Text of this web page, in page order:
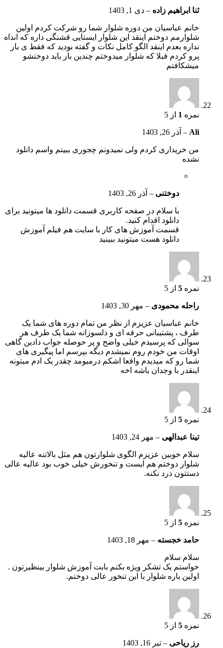
ثنا ابراهیم زاده – دی 1, 1403
خانم عباسیان من دوره شلوار شما رو شرکت کردم اولین
شلوارمم دوختم اینقد این شلوار ایستایی قشنگی داره که انداه
نداره بعدم اینقد الگو کامل نکات و گفته بودید که فقط ی بار
پرو کردم قبلا که شلوار میدوختم چندین بار باید دوختشو
میشکافتم
نمره 1 از 5
Ali
– آذر 26, 1403
من خریداری کردم ولی نمیدونم چجوری ببینم واسم دانلود
نشده
دوختنی – آذر 26, 1403
با سلام در صفحه کاربری قسمت دانلود ها میتونید برای
دانلود اقدام کنید.
قسمت آموزش های کار با سایت هم فیلم آموزش
دانلود هست میتونید ببینید
نمره 5 از 5
راحله محمودی – مهر 30, 1403
خانم عباسیان عزیزم از نظر من تمام دوره های شما یک
طرف ، پشتیبانی حرفه ای و دلسوزانه شما یک طرف هر
سوالی که پرسیدم خیلی واضح و پر حوصله جواب دادین گاهی
اوقات من خودم روم نمیشدم دیگه بپرسم اما پیگیری های
شما رو که میدیدم واقعا اشکم درمیومد چقدر یک ادم میتونه
اینقدر با وجدان باشه اخه
نمره 5 از 5
تینا عبدالهی – مهر 24, 1403
سلام خوبین عزیزم الگوی شلوارتون هم مثل بالاتنه عالیه
شلوار دوختم هم ایست و تنخورش خیلی خوب بود عالیه عالی
دستتون درد نکنه.
نمره 5 از 5
حامد خجسته – مهر 18, 1403
سلام سلام
خواستم یک تشکر ویژه بکنم بابت آموزش شلوار بینظیرتون .
اولین باره شلوار با این تنخور عالی دوختم.
نمره 5 از 5
رز ریاحی – تیر 16, 1403